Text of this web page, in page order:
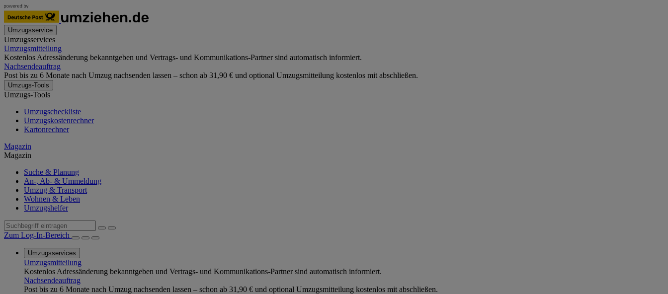
Umzugsservice
Umzugsservices
Umzugsmitteilung
Kostenlos Adressänderung bekanntgeben und Vertrags- und Kommunikations-Partner sind automatisch informiert.
Nachsendeauftrag
Post bis zu 6 Monate nach Umzug nachsenden lassen – schon ab 31,90 € und optional Umzugsmitteilung kostenlos mit abschließen.
Umzugs-Tools
Umzugs-Tools
Umzugscheckliste
Umzugskostenrechner
Kartonrechner
Magazin
Magazin
Suche & Planung
An-, Ab- & Ummeldung
Umzug & Transport
Wohnen & Leben
Umzugshelfer
Zum Log-In-Bereich
Umzugsservices
Umzugsmitteilung
Kostenlos Adressänderung bekanntgeben und Vertrags- und Kommunikations-Partner sind automatisch informiert.
Nachsendeauftrag
Post bis zu 6 Monate nach Umzug nachsenden lassen – schon ab 31,90 € und optional Umzugsmitteilung kostenlos mit abschließen.